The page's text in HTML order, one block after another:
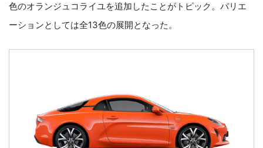
色のオランジュコライユを追加したことがトピック。バリエ
ーションとしては全13色の展開となった。